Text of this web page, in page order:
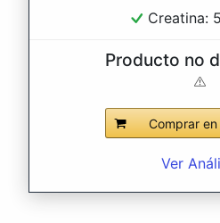
Creatina:
Producto no
Comprar
Ver